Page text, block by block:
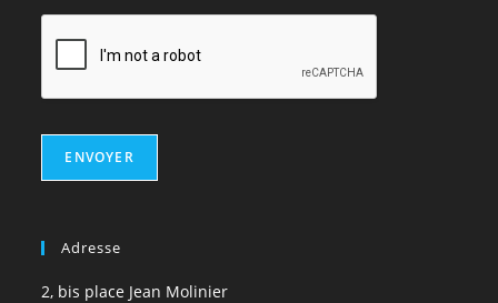
ENVOYER
Adresse
2, bis place Jean Molinier